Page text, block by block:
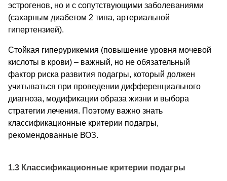
эстрогенов, но и с сопутствующими заболеваниями
(сахарным диабетом 2 типа, артериальной
гипертензией).
Стойкая гиперурикемия (повышение уровня мочевой
кислоты в крови) – важный, но не обязательный
фактор риска развития подагры, который должен
учитываться при проведении дифференциального
диагноза, модификации образа жизни и выбора
стратегии лечения. Поэтому важно знать
классификационные критерии подагры,
рекомендованные ВОЗ.
1.3 Классификационные критерии подагры